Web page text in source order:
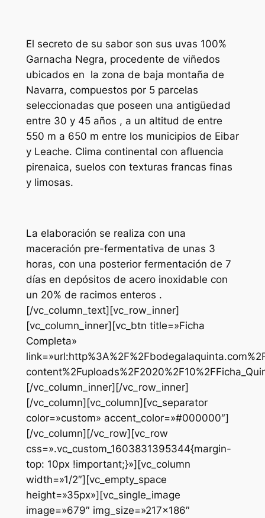
El secreto de su sabor son sus uvas 100%
Garnacha Negra, procedente de viñedos
ubicados en la zona de baja montaña de
Navarra, compuestos por 5 parcelas
seleccionadas que poseen una antigüedad
entre 30 y 45 años , a un altitud de entre
550 m a 650 m entre los municipios de Eibar
y Leache. Clima continental con afluencia
pirenaica, suelos con texturas francas finas
y limosas.
La elaboración se realiza con una
maceración pre-fermentativa de unas 3
horas, con una posterior fermentación de 7
días en depósitos de acero inoxidable con
un 20% de racimos enteros .
[/vc_column_text][vc_row_inner]
[vc_column_inner][vc_btn title=»Ficha
Completa»
[/vc_column_inner][/vc_row_inner]
[/vc_column][vc_column][vc_separator
color=»custom» accent_color=»#000000″]
[/vc_column][/vc_row][vc_row
css=».vc_custom_1603831395344{margin-
top: 10px !important;}»][vc_column
width=»1/2″][vc_empty_space
height=»35px»][vc_single_image
image=»679″ img_size=»217×186″